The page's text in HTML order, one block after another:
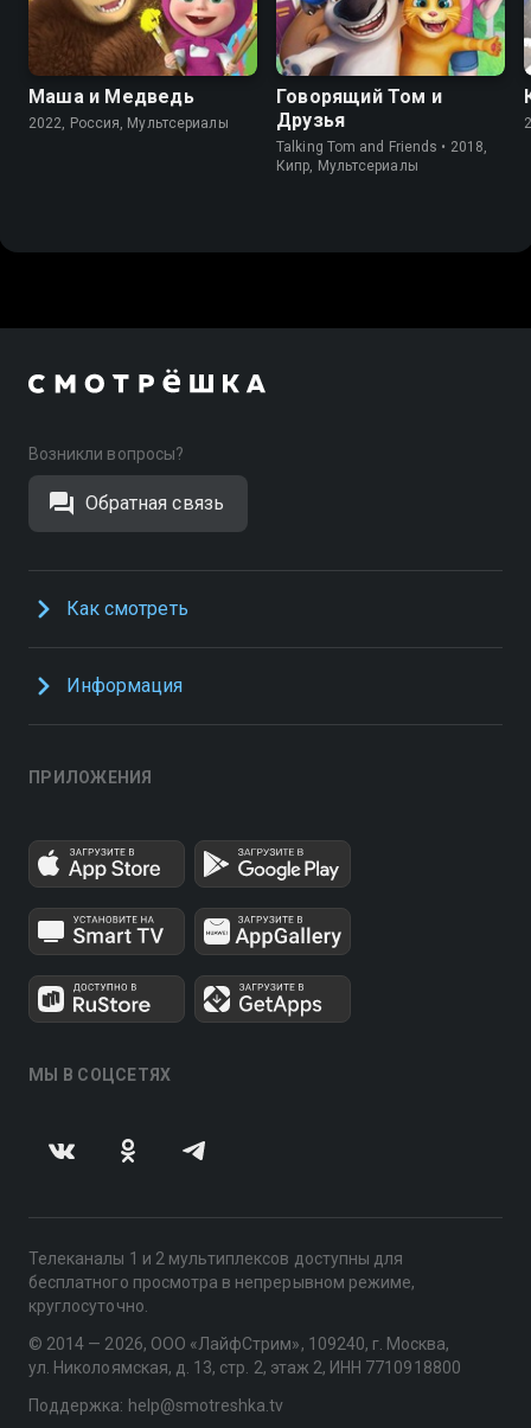
7.3 7.3
Маша и Медведь
2022, Россия, Мультсериалы
9.0 6.0
Говорящий Том и
Друзья
Talking Tom and Friends • 2018,
Кипр, Мультсериалы
Возникли вопросы?
Обратная связь
Как смотреть
Информация
ПРИЛОЖЕНИЯ
МЫ В СОЦСЕТЯХ
Телеканалы 1 и 2 мультиплексов доступны для
бесплатного просмотра в непрерывном режиме,
круглосуточно.
© 2014 — 2026, ООО «ЛайфСтрим», 109240, г. Москва,
ул. Николоямская, д. 13, стр. 2, этаж 2, ИНН 7710918800
Поддержка: help@smotreshka.tv